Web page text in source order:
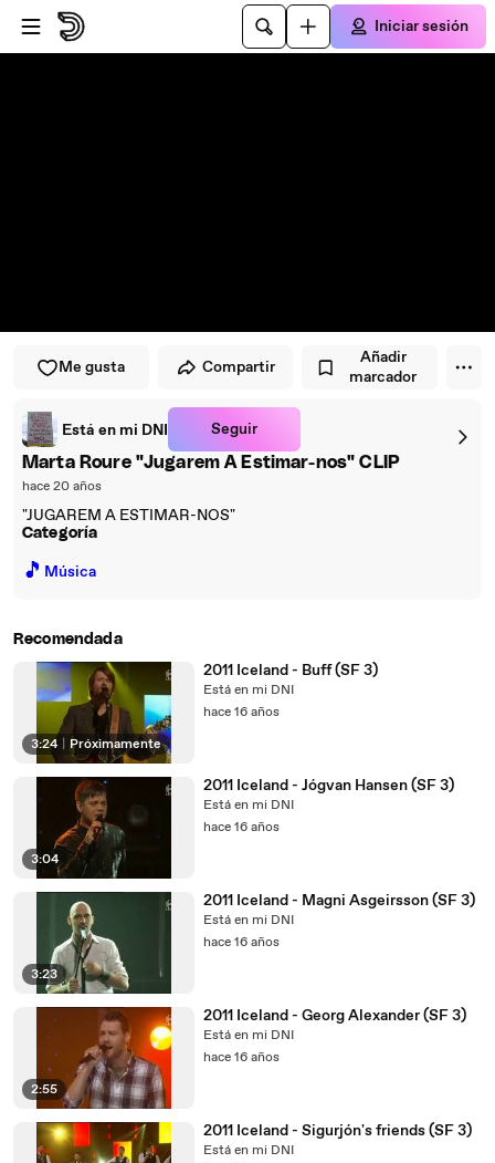
Saltar al reproductor
Saltar al contenido principal
Iniciar sesión
Me gusta Compartir
Añadir
marcador
Está en mi DNI Seguir
Marta Roure "Jugarem A Estimar-nos" CLIP
hace 20 años
"JUGAREM A ESTIMAR-NOS"
Categoría
🎵 Música
Recomendada
3:24 Próximamente
2011 Iceland - Buff (SF 3)
Está en mi DNI
hace 16 años
3:04
2011 Iceland - Jógvan Hansen (SF 3)
Está en mi DNI
hace 16 años
3:23
2011 Iceland - Magni Asgeirsson (SF 3)
Está en mi DNI
hace 16 años
2:55
2011 Iceland - Georg Alexander (SF 3)
Está en mi DNI
hace 16 años
2011 Iceland - Sigurjón's friends (SF 3)
Está en mi DNI